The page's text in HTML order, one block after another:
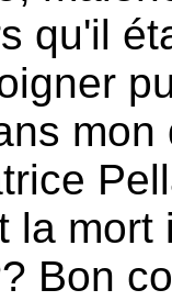
qu'il
la
Bon